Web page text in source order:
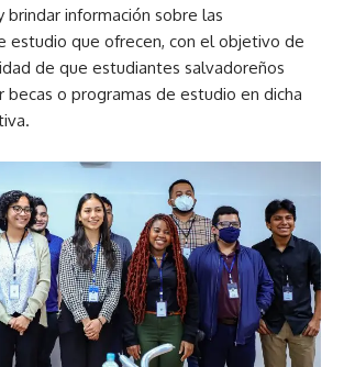
brindar información sobre las
estudio que ofrecen, con el objetivo de
de que estudiantes salvadoreños
becas o programas de estudio en dicha